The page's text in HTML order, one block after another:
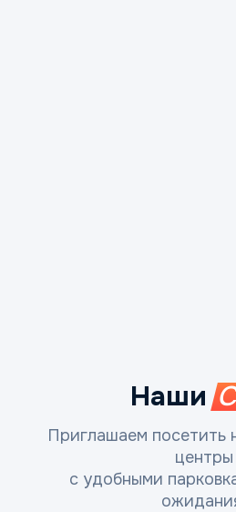
Наши
Приглашаем посетить
центры
с удобными